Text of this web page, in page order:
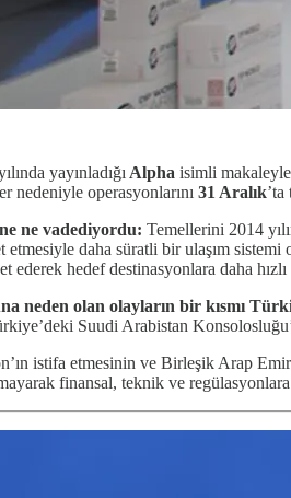
yayınladığı Alpha isimli makaleyle
nedeniyle operasyonlarını 31 Aralık
ne vadediyordu: Temellerini 2014
etmesiyle daha süratli bir ulaşım
ederek hedef destinasyonlara daha
neden olan olayların bir kısmı
Suudi Arabistan
istifa etmesinin ve Birleşik Arap
finansal, teknik ve regülasyonlara